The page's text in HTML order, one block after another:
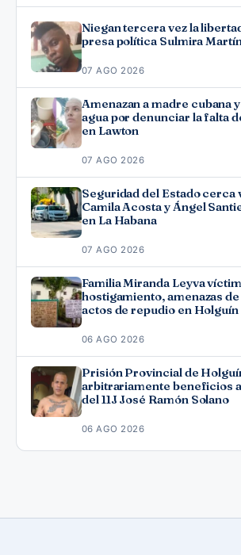
Niegan tercera vez la
presa política Sulmira
07 AGO 2026
Amenazan a madre cubana
agua por denunciar la falta
en Lawton
07 AGO 2026
Seguridad del Estado cerca
Camila Acosta y Ángel
en La Habana
07 AGO 2026
Familia Miranda Leyva
hostigamiento, amenazas
actos de repudio en Holguín
06 AGO 2026
Prisión Provincial de
arbitrariamente beneficios
del 11J José Ramón Solano
06 AGO 2026